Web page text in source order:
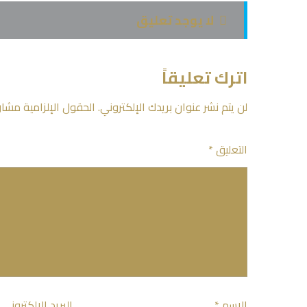
لا يوجد تعليق
اترك تعليقاً
لن يتم نشر عنوان بريدك الإلكتروني. الحقول الإلزامية
التعليق*